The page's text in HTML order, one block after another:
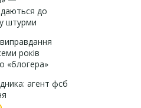
до
штурми
років
«блогера»
агент фсб